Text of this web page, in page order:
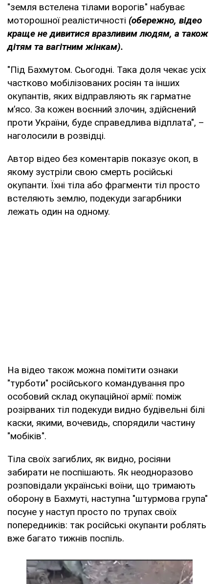
"земля встелена тілами ворогів" набуває
моторошної реалістичності (обережно, відео
краще не дивитися вразливим людям, а також
дітям та вагітним жінкам).
"Під Бахмутом. Сьогодні. Така доля чекає усіх
частково мобілізованих росіян та інших
окупантів, яких відправляють як гарматне
м’ясо. За кожен воєнний злочин, здійснений
проти України, буде справедлива відплата", –
наголосили в розвідці.
Автор відео без коментарів показує окоп, в
якому зустріли свою смерть російські
окупанти. Їхні тіла або фрагменти тіл просто
встеляють землю, подекуди загарбники
лежать один на одному.
На відео також можна помітити ознаки
"турботи" російського командування про
особовий склад окупаційної армії: поміж
розірваних тіл подекуди видно будівельні білі
каски, якими, вочевидь, спорядили частину
"мобіків".
Тіла своїх загиблих, як видно, росіяни
забирати не поспішають. Як неодноразово
розповідали українські воїни, що тримають
оборону в Бахмуті, наступна "штурмова група"
посуне у наступ просто по трупах своїх
попередників: так російські окупанти роблять
вже багато тижнів поспіль.